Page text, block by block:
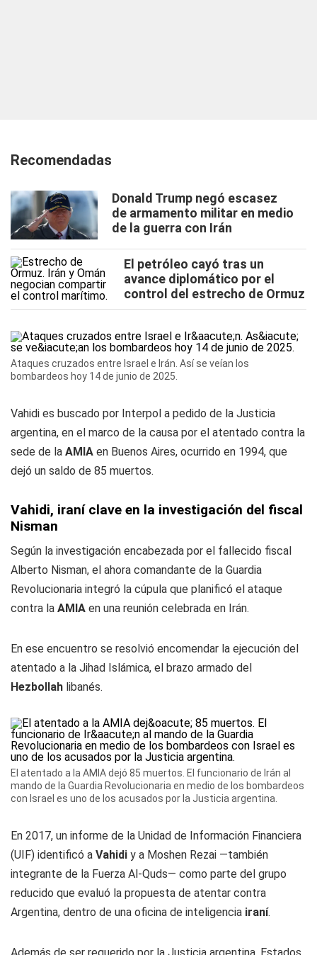
Recomendadas
Donald Trump negó escasez
de armamento militar en medio
de la guerra con Irán
El petróleo cayó tras un
avance diplomático por el
control del estrecho de Ormuz
Ataques cruzados entre Israel e Irán. Así se veían los
bombardeos hoy 14 de junio de 2025.
Vahidi es buscado por Interpol a pedido de la Justicia
argentina, en el marco de la causa por el atentado contra la
sede de la AMIA en Buenos Aires, ocurrido en 1994, que
dejó un saldo de 85 muertos.
Vahidi, iraní clave en la investigación del fiscal
Nisman
Según la investigación encabezada por el fallecido fiscal
Alberto Nisman, el ahora comandante de la Guardia
Revolucionaria integró la cúpula que planificó el ataque
contra la AMIA en una reunión celebrada en Irán.
En ese encuentro se resolvió encomendar la ejecución del
atentado a la Jihad Islámica, el brazo armado del
Hezbollah libanés.
El atentado a la AMIA dejó 85 muertos. El funcionario de Irán al
mando de la Guardia Revolucionaria en medio de los bombardeos
con Israel es uno de los acusados por la Justicia argentina.
En 2017, un informe de la Unidad de Información Financiera
(UIF) identificó a Vahidi y a Moshen Rezai —también
integrante de la Fuerza Al-Quds— como parte del grupo
reducido que evaluó la propuesta de atentar contra
Argentina, dentro de una oficina de inteligencia iraní.